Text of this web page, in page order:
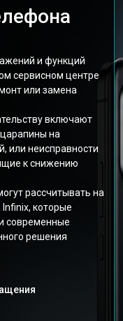
и функций
сервисном центре
или замена
включают
на
или неисправности
к снижению
рассчитывать на
которые
современные
решения